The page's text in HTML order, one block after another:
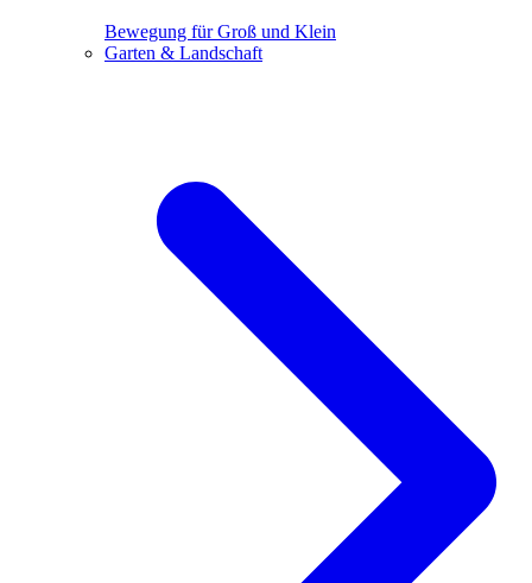
Bewegung für Groß und Klein
Garten & Landschaft